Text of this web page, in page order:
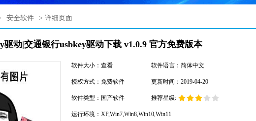
安全软件 > 详细页面
驱动|交通银行usbkey驱动下载 v1.0.9 官方免费版本
软件大小：查看 软件语言：简体中文
授权方式：免费软件 更新时间：2019-04-20
软件类型：国产软件 推荐星级:
运行环境：XP,Win7,Win8,Win10,Win11